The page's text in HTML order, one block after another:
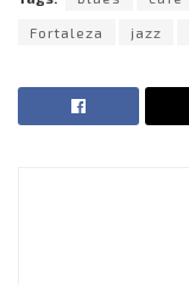
Fortaleza jazz